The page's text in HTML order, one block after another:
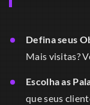
Defina seus
Mais visitas?
Escolha as
que seus